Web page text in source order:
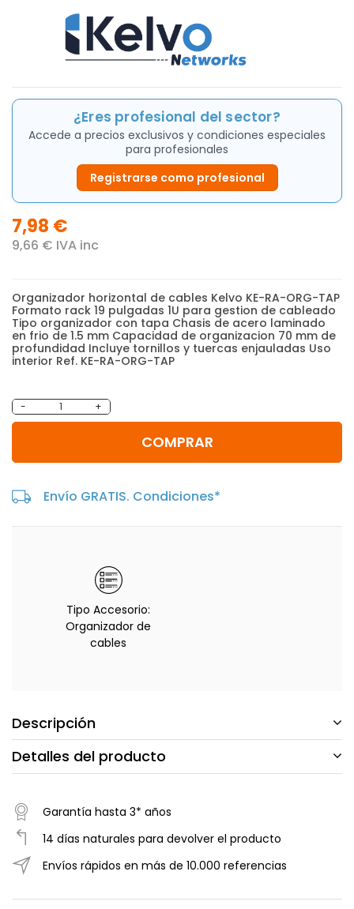
¿Eres profesional del sector?
Accede a precios exclusivos y condiciones especiales
para profesionales
Registrarse como profesional
7,98 €
9,66 € IVA inc
Organizador horizontal de cables Kelvo KE-RA-ORG-TAP
Formato rack 19 pulgadas 1U para gestion de cableado
Tipo organizador con tapa Chasis de acero laminado
en frio de 1.5 mm Capacidad de organizacion 70 mm de
profundidad Incluye tornillos y tuercas enjauladas Uso
interior Ref. KE-RA-ORG-TAP
- +
COMPRAR
Envío GRATIS. Condiciones*
Tipo Accesorio:
Organizador de
cables
Descripción
Detalles del producto
Garantía hasta 3* años
14 días naturales para devolver el producto
Envíos rápidos en más de 10.000 referencias